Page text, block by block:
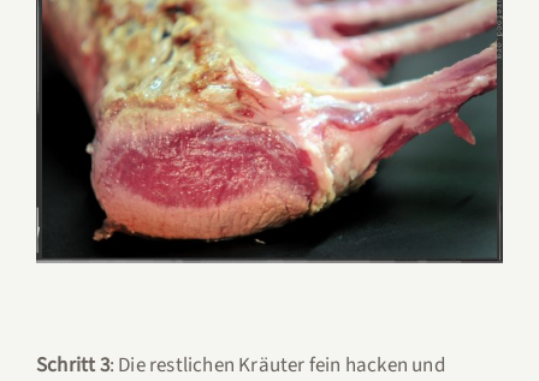
Schritt 3: Die restlichen Kräuter fein hacken und